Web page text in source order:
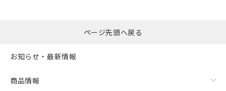
ページ先頭へ戻る
お知らせ・最新情報
商品情報